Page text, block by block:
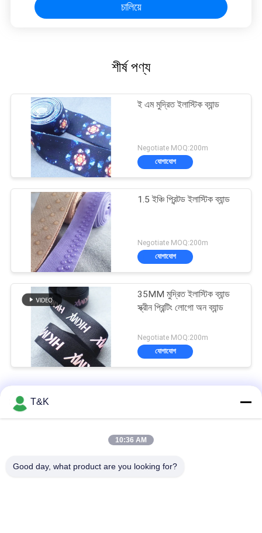
চালিয়ে
শীর্ষ পণ্য
ই এম মুদ্রিত ইলাস্টিক ব্যান্ড
Negotiate MOQ:200m
যোগাযোগ
1.5 ইঞ্চি প্রিন্টড ইলাস্টিক ব্যান্ড
Negotiate MOQ:200m
যোগাযোগ
35MM মুদ্রিত ইলাস্টিক ব্যান্ড
স্ক্রীন প্রিন্টিং লোগো অন ব্যান্ড
Negotiate MOQ:200m
যোগাযোগ
কাস্টমাইজড নন ইলাস্টিক এমব্রয়ডারি পলিয়েস্টার ওয়েবিং স্ট্র্যাপগুলি
রঙিন লোগো নাইলন 5 সেমি মুদ্রিত ইলাস্টিক ব্যান্ড
পোশাকের জন্য নাইলন বোনা জ্যাকার্ড ইলাস্টিক ব্রা স্ট্র্যাপস
T&K
10:36 AM
Good day, what product are you looking for?